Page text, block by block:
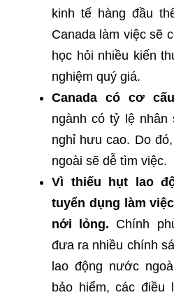
kinh tế hàng đầu
Canada làm việc sẽ
học hỏi nhiều kiến
nghiệm quý giá.
Canada có cơ
ngành có tỷ lệ
nghỉ hưu cao. Do
ngoài sẽ dễ tìm việc.
Vì thiếu hụt lao
tuyển dụng làm
nới lỏng. Chính
đưa ra nhiều chính
lao động nước
bảo hiểm, các điều